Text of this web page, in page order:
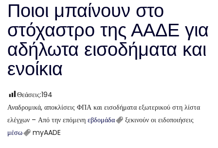
Ποιοι μπαίνουν στο
στόχαστρο της ΑΑΔΕ για
αδήλωτα εισοδήματα και
ενοίκια
Θεάσεις:194
Αναδρομικά, αποκλίσεις ΦΠΑ και εισοδήματα εξωτερικού στη λίστα
ελέγχων – Από την επόμενη εβδομάδα
ξεκινούν οι ειδοποιήσεις
μέσω
myAADE